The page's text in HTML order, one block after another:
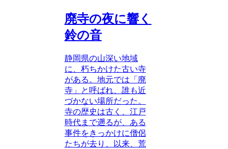
廃寺の夜に響く
鈴の音
静岡県の山深い地域
に、朽ちかけた古い寺
がある。地元では「廃
寺」と呼ばれ、誰も近
づかない場所だった。
寺の歴史は古く、江戸
時代まで遡るが、ある
事件をきっかけに僧侶
たちが去り、以来、荒